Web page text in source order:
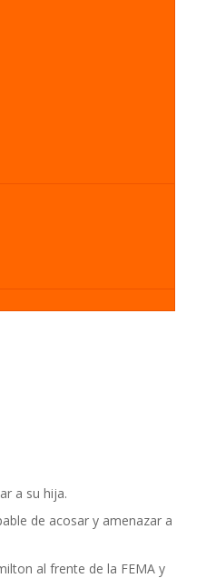
a su hija.
de acosar y amenazar a
al frente de la FEMA y